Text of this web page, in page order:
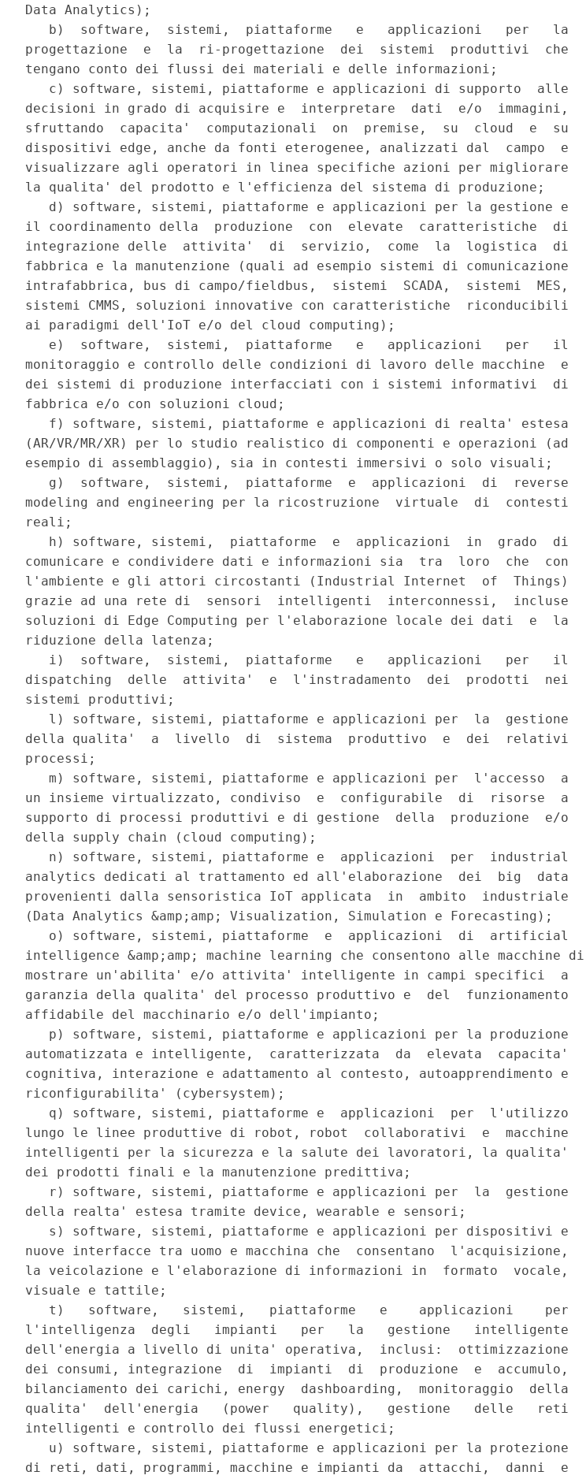
Data Analytics);
   b)  software,  sistemi,  piattaforme   e   applicazioni   per   la
progettazione  e  la  ri-progettazione  dei  sistemi  produttivi  che
tengano conto dei flussi dei materiali e delle informazioni;
   c) software, sistemi, piattaforme e applicazioni di supporto  alle
decisioni in grado di acquisire e  interpretare  dati  e/o  immagini,
sfruttando  capacita'  computazionali  on  premise,  su  cloud  e  su
dispositivi edge, anche da fonti eterogenee, analizzati dal  campo  e
visualizzare agli operatori in linea specifiche azioni per migliorare
la qualita' del prodotto e l'efficienza del sistema di produzione;
   d) software, sistemi, piattaforme e applicazioni per la gestione e
il coordinamento della  produzione  con  elevate  caratteristiche  di
integrazione delle  attivita'  di  servizio,  come  la  logistica  di
fabbrica e la manutenzione (quali ad esempio sistemi di comunicazione
intrafabbrica, bus di campo/fieldbus,  sistemi  SCADA,  sistemi  MES,
sistemi CMMS, soluzioni innovative con caratteristiche  riconducibili
ai paradigmi dell'IoT e/o del cloud computing);
   e)  software,  sistemi,  piattaforme   e   applicazioni   per   il
monitoraggio e controllo delle condizioni di lavoro delle macchine  e
dei sistemi di produzione interfacciati con i sistemi informativi  di
fabbrica e/o con soluzioni cloud;
   f) software, sistemi, piattaforme e applicazioni di realta' estesa
(AR/VR/MR/XR) per lo studio realistico di componenti e operazioni (ad
esempio di assemblaggio), sia in contesti immersivi o solo visuali;
   g)  software,  sistemi,  piattaforme  e  applicazioni  di  reverse
modeling and engineering per la ricostruzione  virtuale  di  contesti
reali;
   h) software, sistemi,  piattaforme  e  applicazioni  in  grado  di
comunicare e condividere dati e informazioni sia  tra  loro  che  con
l'ambiente e gli attori circostanti (Industrial Internet  of  Things)
grazie ad una rete di  sensori  intelligenti  interconnessi,  incluse
soluzioni di Edge Computing per l'elaborazione locale dei dati  e  la
riduzione della latenza;
   i)  software,  sistemi,  piattaforme   e   applicazioni   per   il
dispatching  delle  attivita'  e  l'instradamento  dei  prodotti  nei
sistemi produttivi;
   l) software, sistemi, piattaforme e applicazioni per  la  gestione
della qualita'  a  livello  di  sistema  produttivo  e  dei  relativi
processi;
   m) software, sistemi, piattaforme e applicazioni per  l'accesso  a
un insieme virtualizzato, condiviso  e  configurabile  di  risorse  a
supporto di processi produttivi e di gestione  della  produzione  e/o
della supply chain (cloud computing);
   n) software, sistemi, piattaforme e  applicazioni  per  industrial
analytics dedicati al trattamento ed all'elaborazione  dei  big  data
provenienti dalla sensoristica IoT applicata  in  ambito  industriale
(Data Analytics &amp;amp; Visualization, Simulation e Forecasting);
   o) software, sistemi, piattaforme  e  applicazioni  di  artificial
intelligence &amp;amp; machine learning che consentono alle macchine di
mostrare un'abilita' e/o attivita' intelligente in campi specifici  a
garanzia della qualita' del processo produttivo e  del  funzionamento
affidabile del macchinario e/o dell'impianto;
   p) software, sistemi, piattaforme e applicazioni per la produzione
automatizzata e intelligente,  caratterizzata  da  elevata  capacita'
cognitiva, interazione e adattamento al contesto, autoapprendimento e
riconfigurabilita' (cybersystem);
   q) software, sistemi, piattaforme e  applicazioni  per  l'utilizzo
lungo le linee produttive di robot, robot  collaborativi  e  macchine
intelligenti per la sicurezza e la salute dei lavoratori, la qualita'
dei prodotti finali e la manutenzione predittiva;
   r) software, sistemi, piattaforme e applicazioni per  la  gestione
della realta' estesa tramite device, wearable e sensori;
   s) software, sistemi, piattaforme e applicazioni per dispositivi e
nuove interfacce tra uomo e macchina che  consentano  l'acquisizione,
la veicolazione e l'elaborazione di informazioni in  formato  vocale,
visuale e tattile;
   t)   software,   sistemi,   piattaforme   e    applicazioni    per
l'intelligenza  degli   impianti   per   la   gestione   intelligente
dell'energia a livello di unita' operativa,  inclusi:  ottimizzazione
dei consumi, integrazione  di  impianti  di  produzione  e  accumulo,
bilanciamento dei carichi, energy  dashboarding,  monitoraggio  della
qualita'  dell'energia   (power   quality),   gestione   delle   reti
intelligenti e controllo dei flussi energetici;
   u) software, sistemi, piattaforme e applicazioni per la protezione
di reti, dati, programmi, macchine e impianti da  attacchi,  danni  e